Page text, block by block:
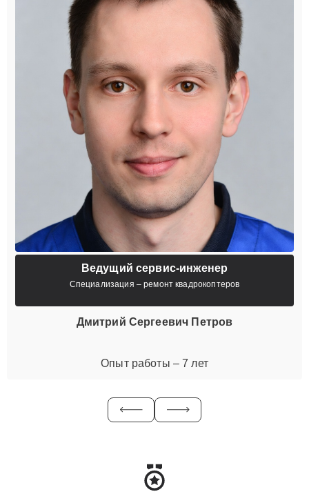
Ведущий сервис-инженер
Специализация – ремонт квадрокоптеров
Дмитрий Сергеевич Петров
Опыт работы – 7 лет